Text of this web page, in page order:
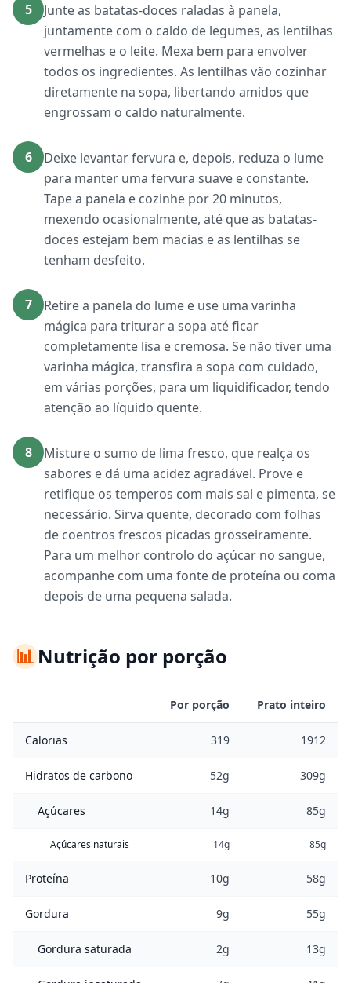
5
Junte as batatas-doces raladas à panela,
juntamente com o caldo de legumes, as lentilhas
vermelhas e o leite. Mexa bem para envolver
todos os ingredientes. As lentilhas vão cozinhar
diretamente na sopa, libertando amidos que
engrossam o caldo naturalmente.
6
Deixe levantar fervura e, depois, reduza o lume
para manter uma fervura suave e constante.
Tape a panela e cozinhe por 20 minutos,
mexendo ocasionalmente, até que as batatas-
doces estejam bem macias e as lentilhas se
tenham desfeito.
7
Retire a panela do lume e use uma varinha
mágica para triturar a sopa até ficar
completamente lisa e cremosa. Se não tiver uma
varinha mágica, transfira a sopa com cuidado,
em várias porções, para um liquidificador, tendo
atenção ao líquido quente.
8
Misture o sumo de lima fresco, que realça os
sabores e dá uma acidez agradável. Prove e
retifique os temperos com mais sal e pimenta, se
necessário. Sirva quente, decorado com folhas
de coentros frescos picadas grosseiramente.
Para um melhor controlo do açúcar no sangue,
acompanhe com uma fonte de proteína ou coma
depois de uma pequena salada.
📊Nutrição por porção
Por porção Prato inteiro
Calorias 319 1912
Hidratos de carbono 52g 309g
Açúcares 14g 85g
Açúcares naturais 14g 85g
Proteína 10g 58g
Gordura 9g 55g
Gordura saturada 2g 13g